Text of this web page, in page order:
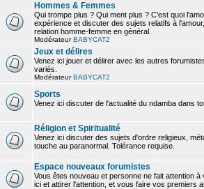
Hommes & Femmes
Qui trompe plus ? Qui ment plus ? C'est quoi
expérience et discuter des sujets relatifs à
relation homme-femme en général.
ModérateurBABYCAT2
Jeux et délires
Venez ici jouer et délirer avec les autres
variés.
ModérateurBABYCAT2
Sports
Venez ici discuter de l'actualité du ndamba dans
Réligion et Spiritualité
Venez ici discuter des sujets d'ordre religieux,
touche au paranormal. Tolérance requise.
Espace nouveaux forumistes
Vous êtes nouveau et personne ne fait attention
ici et attirer l'attention, et vous faire vos premiers